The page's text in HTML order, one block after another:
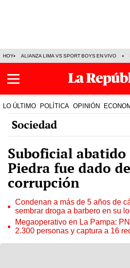
HOY ALIANZA LIMA VS SPORT BOYS EN VIVO
LO ÚLTIMO POLÍTICA OPINIÓN
Sociedad
Suboficial abatido
Piedra fue dado
corrupción
Condenan a más de 5 años de
sembrar droga a barbero en su
Megaoperativo en La Pampa:
2.300 personas y captura a 16